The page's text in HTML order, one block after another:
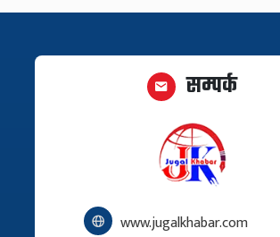
सम्पर्क
www.jugalkhabar.com